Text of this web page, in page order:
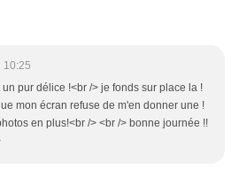
10:25
un pur délice !<br /> je fonds sur place la !
mon écran refuse de m'en donner une !
en plus!<br /> <br /> bonne journée !!